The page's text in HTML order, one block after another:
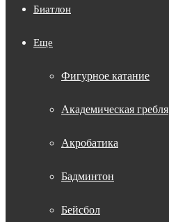
Биатлон
Еще
Фигурное катание
Академическая гребля
Акробатика
Бадминтон
Бейсбол